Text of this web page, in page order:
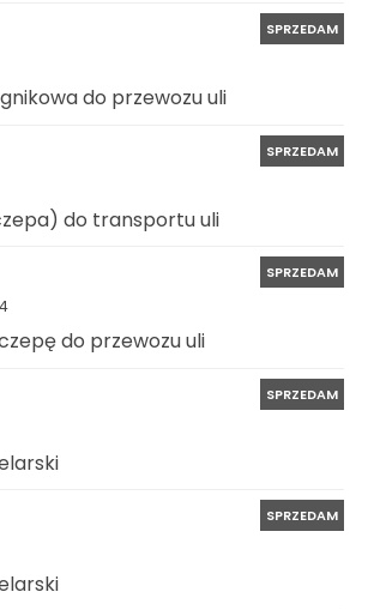
SPRZEDAM
do przewozu uli
SPRZEDAM
do transportu uli
SPRZEDAM
do przewozu uli
SPRZEDAM
SPRZEDAM